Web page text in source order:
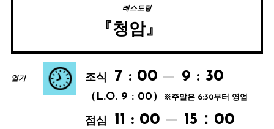
레스토랑
『청암』
열기 조식 7 : 00 9 : 30
（L.O. 9 : 00） ※주말은 6:30부터 영업
점심 11 : 00 15：00